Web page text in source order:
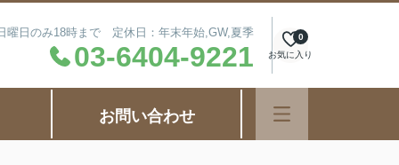
曜日のみ18時まで 定休日：年末年始,GW,夏季
03-6404-9221 お気に入り
0
お問い合わせ